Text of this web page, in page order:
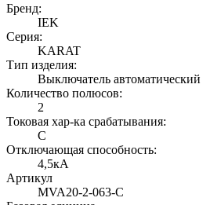
Бренд:
IEK
Серия:
KARAT
Тип изделия:
Выключатель автоматический
Количество полюсов:
2
Токовая хар-ка срабатывания:
C
Отключающая способность:
4,5кА
Артикул
MVA20-2-063-C